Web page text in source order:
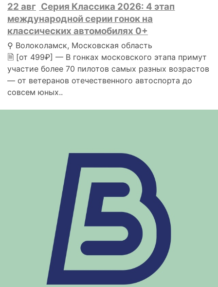
22 авг Серия Классика 2026: 4 этап
международной серии гонок на
классических автомобилях 0+
⚲ Волоколамск, Московская область
🗎 [от 499₽] — В гонках московского этапа примут
участие более 70 пилотов самых разных возрастов
— от ветеранов отечественного автоспорта до
совсем юных..